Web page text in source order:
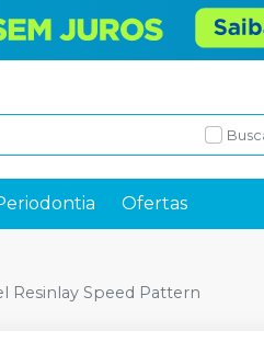
Ofertas
Resinlay Speed Pattern